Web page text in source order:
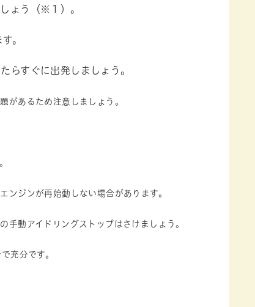
ょう（※１）。
。
らすぐに出発しましょう。
あるため注意しましょう。
ジンが再始動しない場合があります。
動アイドリングストップはさけましょう。
充分です。